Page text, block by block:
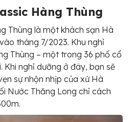
Hàng Thùng
Thùng là một khách sạn Hà
tháng 7/2023. Khu nghỉ
Thùng – một trong 36 phố cổ
Khi nghỉ dưỡng ở đây, bạn sẽ
sự nhộn nhịp của xứ Hà
Nước Thăng Long chỉ cách